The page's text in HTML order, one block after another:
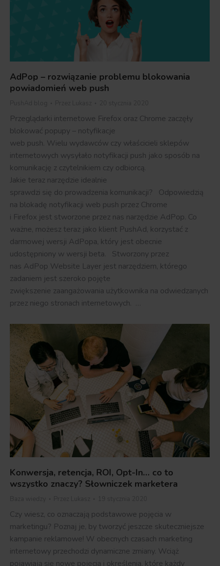
AdPop – rozwiązanie problemu blokowania
powiadomień web push
Przeglądarki internetowe Firefox oraz Chrome zaczęły
blokować popupy – notyfikacje
web push. Wielu wydawców czy właścicieli sklepów
internetowych wysyłało notyfikacji push jako sposób na
komunikację z czytelnikiem czy odbiorcą.
Jakie teraz narzędzie idealnie
sprawdzi się do prowadzenia komunikacji? Odpowiedzią
na blokadę notyfikacji web push przez Chrome
i Firefox jest stworzone przez nas narzędzie AdPop. Co
ważne, możesz teraz jako klient PushAd, korzystać z
darmowej wersji AdPopa, który jest obecnie
udostępniony w wersji beta. Stworzony przez
nas AdPop Website Layer jest narzędziem, którego
zadaniem jest szeroko pojęte
zwiększenie zaangażowania użytkownika na odwiedzanych
przez niego stronach internetowych. …
Konwersja, retencja, ROI, Opt-In… co to
wszystko znaczy? Słowniczek marketera
Czy wiesz, co oznaczają podstawowe pojęcia w
marketingu? Poznaj je, by tworzyć jeszcze skuteczniejsze
kampanie reklamowe! W obecnych czasach marketing
internetowy przechodzi dynamiczne zmiany. Wciąż
pojawiają się nowe pojęcia i określenia, które każdy